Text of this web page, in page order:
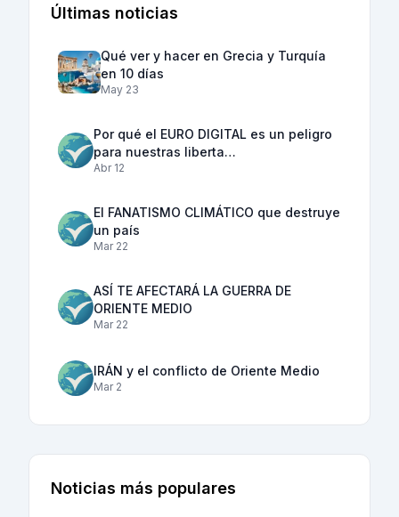
Últimas noticias
Qué ver y hacer en Grecia y Turquía
en 10 días
May 23
Por qué el EURO DIGITAL es un peligro
para nuestras liberta…
Abr 12
El FANATISMO CLIMÁTICO que destruye
un país
Mar 22
ASÍ TE AFECTARÁ LA GUERRA DE
ORIENTE MEDIO
Mar 22
IRÁN y el conflicto de Oriente Medio
Mar 2
Noticias más populares